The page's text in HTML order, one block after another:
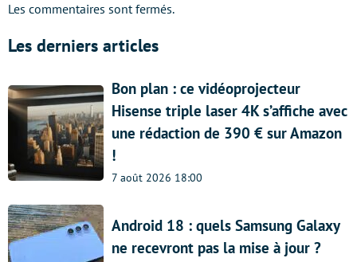
Les commentaires sont fermés.
Les derniers articles
Bon plan : ce vidéoprojecteur
Hisense triple laser 4K s’affiche avec
une rédaction de 390 € sur Amazon
!
7 août 2026 18:00
Android 18 : quels Samsung Galaxy
ne recevront pas la mise à jour ?